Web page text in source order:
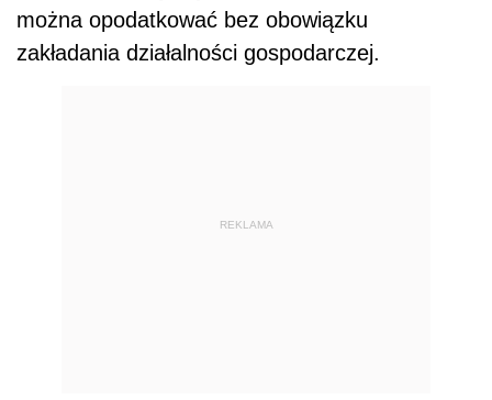
można opodatkować bez obowiązku
zakładania działalności gospodarczej.
REKLAMA